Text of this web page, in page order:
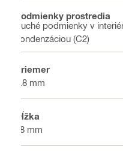
Podmienky prostredia
Suché podmienky v
kondenzáciou (C2)
Priemer
3.8 mm
Dĺžka
58 mm